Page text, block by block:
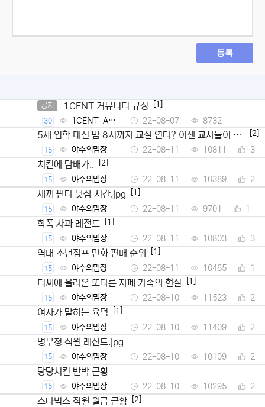
등록
공지 1CENT 커뮤니티 규정 [1]
30
1CENT_Ad
min
22-08-07 8732
5세 입학 대신 밤 8시까지 교실 연다? 이젠 교사들이 뿔
났다
[2]
15 야수의밈장 22-08-11 10811 3
치킨에 담배가.. [2]
15 야수의밈장 22-08-11 10389 2
새끼 판다 낮잠 시간.jpg [1]
15 야수의밈장 22-08-11 9701 1
학폭 사과 레전드 [1]
15 야수의밈장 22-08-11 10803 3
역대 소년점프 만화 판매 순위 [1]
15 야수의밈장 22-08-11 10465 1
디씨에 올라온 또다른 자폐 가족의 현실 [1]
15 야수의밈장 22-08-10 11523 2
여자가 말하는 육덕 [1]
15 야수의밈장 22-08-10 11409 2
병무청 직원 레전드.jpg
15 야수의밈장 22-08-10 10109 2
당당치킨 반박 근황
15 야수의밈장 22-08-10 10295 2
스타벅스 직원 월급 근황 [2]